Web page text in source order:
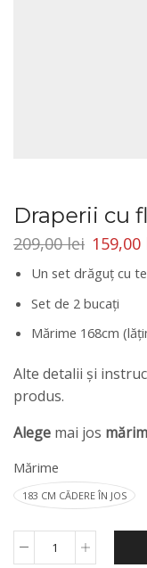
Draperii cu
209,00lei 159,00
Un set drăguţ cu
Set de 2 bucaţi
Mărime 168cm
Alte detalii și
produs.
Alege mai jos
Mărime
183 CM CĂDERE ÎN JOS
Cantitate